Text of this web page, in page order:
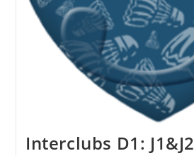
Interclubs D1: J1&J2